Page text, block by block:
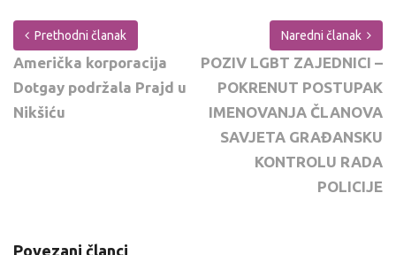
Prethodni članak
Američka korporacija
Dotgay podržala Prajd u
Nikšiću
Naredni članak
POZIV LGBT ZAJEDNICI –
POKRENUT POSTUPAK
IMENOVANJA ČLANOVA
SAVJETA GRAĐANSKU
KONTROLU RADA
POLICIJE
Povezani članci